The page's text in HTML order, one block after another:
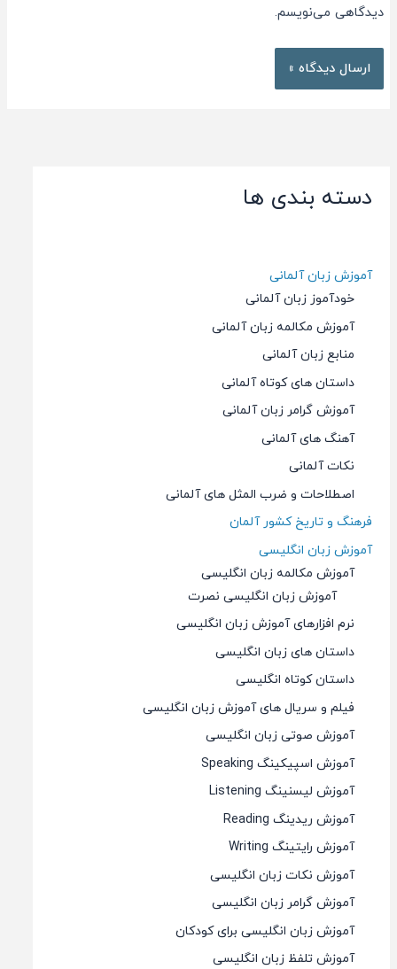
دسته بندی ها
آموزش زبان آلمانی
خودآموز زبان آلمانی
آموزش مکالمه زبان آلمانی
منابع زبان آلمانی
داستان های کوتاه آلمانی
آموزش گرامر زبان آلمانی
آهنگ های آلمانی
نکات آلمانی
اصطلاحات و ضرب المثل های آلمانی
فرهنگ و تاریخ کشور آلمان
آموزش زبان انگلیسی
آموزش مکالمه زبان انگلیسی
آموزش زبان انگلیسی نصرت
نرم افزارهای آموزش زبان انگلیسی
داستان های زبان انگلیسی
داستان کوتاه انگلیسی
فیلم و سریال های آموزش زبان انگلیسی
آموزش صوتی زبان انگلیسی
آموزش اسپیکینگ Speaking
آموزش لیسنینگ Listening
آموزش ریدینگ Reading
آموزش رایتینگ Writing
آموزش نکات زبان انگلیسی
آموزش گرامر زبان انگلیسی
آموزش زبان انگلیسی برای کودکان
آموزش تلفظ زبان انگلیسی
دیدگاهی می‌نویسم.